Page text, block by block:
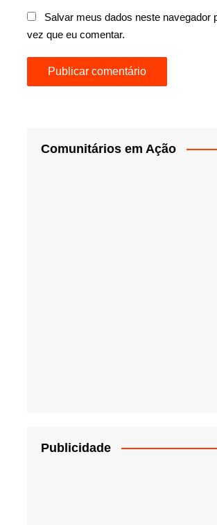
Salvar meus dados neste navegador
vez que eu comentar.
Comunitários em Ação
Publicidade